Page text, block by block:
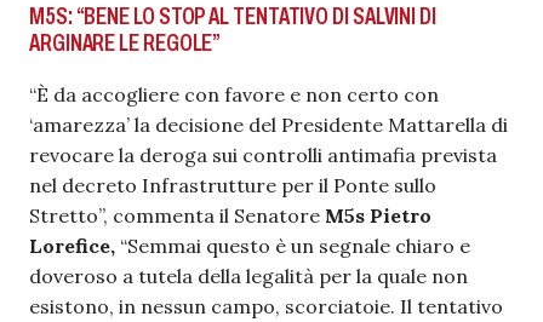
M5S: “BENE LO STOP AL TENTATIVO DI SALVINI DI
ARGINARE LE REGOLE”
“È da accogliere con favore e non certo con
‘amarezza’ la decisione del Presidente Mattarella di
revocare la deroga sui controlli antimafia prevista
nel decreto Infrastrutture per il Ponte sullo
Stretto”, commenta il Senatore M5s Pietro
Lorefice, “Semmai questo è un segnale chiaro e
doveroso a tutela della legalità per la quale non
esistono, in nessun campo, scorciatoie. Il tentativo